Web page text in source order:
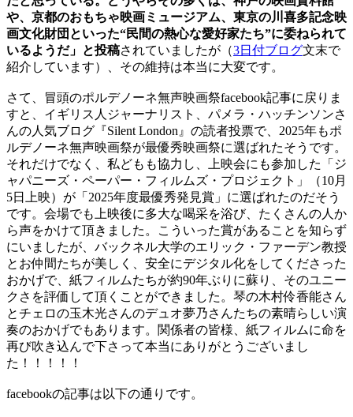
や、京都のおもちゃ映画ミュージアム、東京の川喜多記念映
画文化財団といった“民間の熱心な愛好家たち”に委ねられて
いるようだ」 と投稿されていましたが（3日付ブログ文末で
紹介しています）、その維持は本当に大変です。
さて、冒頭のポルデノーネ無声映画祭facebook記事に戻りま
すと、イギリス人ジャーナリスト、パメラ・ハッチンソンさ
んの人気ブログ『Silent London』の読者投票で、2025年もポ
ルデノーネ無声映画祭が最優秀映画祭に選ばれたそうです。
それだけでなく、私どもも協力し、上映会にも参加した「ジ
ャパニーズ・ペーパー・フィルムズ・プロジェクト」（10月
5日上映）が「2025年度最優秀発見賞」に選ばれたのだそう
です。会場でも上映後に多大な喝采を浴び、たくさんの人か
ら声をかけて頂きました。こういった賞があることを知らず
にいましたが、バックネル大学のエリック・ファーデン教授
とお仲間たちが美しく、安全にデジタル化をしてくださった
おかげで、紙フィルムたちが約90年ぶりに蘇り、そのユニー
クさを評価して頂くことができました。琴の木村伶香能さん
とチェロの玉木光さんのデュオ夢乃さんたちの素晴らしい演
奏のおかげでもあります。関係者の皆様、紙フィルムに命を
再び吹き込んで下さって本当にありがとうございまし
た！！！！！
facebookの記事は以下の通りです。